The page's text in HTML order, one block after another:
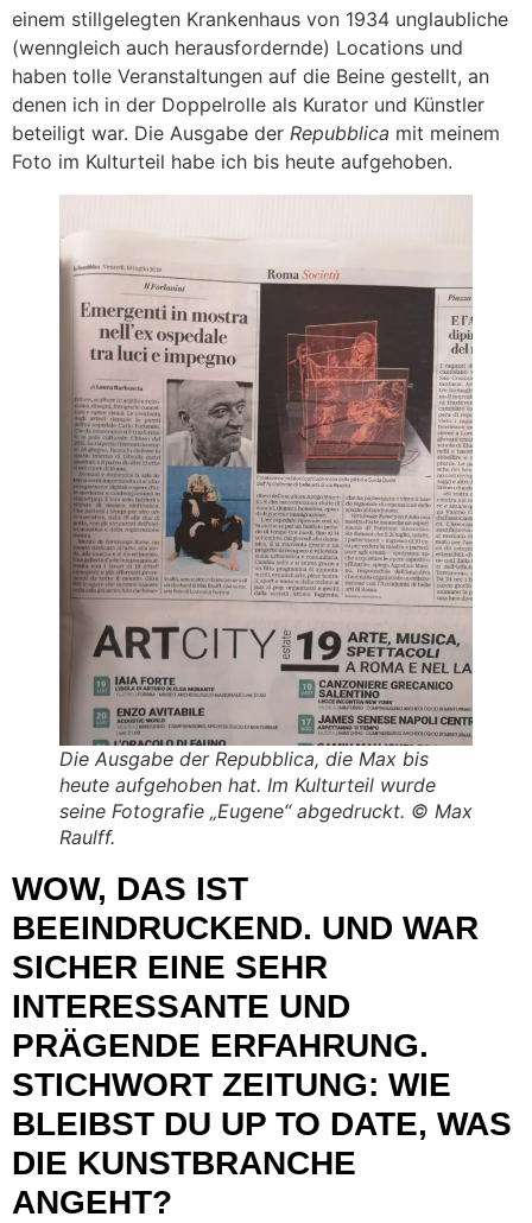
einem stillgelegten Krankenhaus von 1934 unglaubliche
(wenngleich auch herausfordernde) Locations und
haben tolle Veranstaltungen auf die Beine gestellt, an
denen ich in der Doppelrolle als Kurator und Künstler
beteiligt war. Die Ausgabe der Repubblica mit meinem
Foto im Kulturteil habe ich bis heute aufgehoben.
Die Ausgabe der Repubblica, die Max bis
heute aufgehoben hat. Im Kulturteil wurde
seine Fotografie „Eugene“ abgedruckt. © Max
Raulff.
WOW, DAS IST
BEEINDRUCKEND. UND WAR
SICHER EINE SEHR
INTERESSANTE UND
PRÄGENDE ERFAHRUNG.
STICHWORT ZEITUNG: WIE
BLEIBST DU UP TO DATE, WAS
DIE KUNSTBRANCHE
ANGEHT?